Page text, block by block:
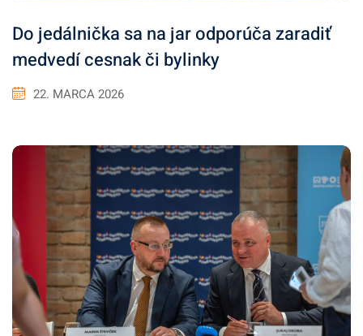
Do jedálnička sa na jar odporúča zaradiť
medvedí cesnak či bylinky
22. MARCA 2026